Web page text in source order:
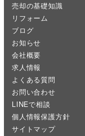
売却の基礎知識
リフォーム
ブログ
お知らせ
会社概要
求人情報
よくある質問
お問い合わせ
LINEで相談
個人情報保護方針
サイトマップ